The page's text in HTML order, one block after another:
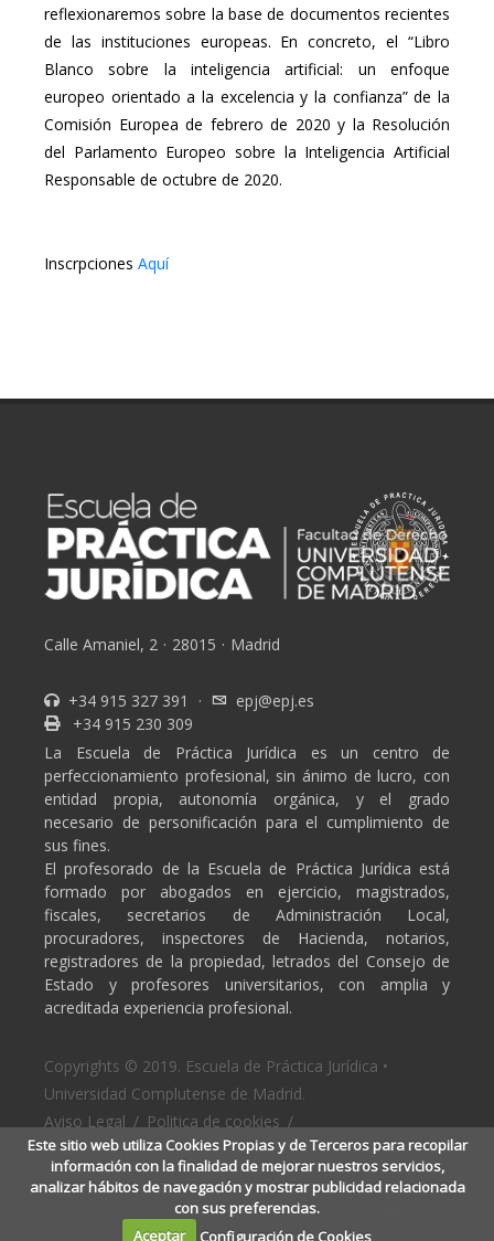
reflexionaremos sobre la base de documentos recientes
de las instituciones europeas. En concreto, el “Libro
Blanco sobre la inteligencia artificial: un enfoque
europeo orientado a la excelencia y la confianza” de la
Comisión Europea de febrero de 2020 y la Resolución
del Parlamento Europeo sobre la Inteligencia Artificial
Responsable de octubre de 2020.
Inscrpciones Aquí
Calle Amaniel, 2 · 28015 · Madrid
+34 915 327 391 ·
epj@epj.es
+34 915 230 309
La Escuela de Práctica Jurídica es un centro de
perfeccionamiento profesional, sin ánimo de lucro, con
entidad propia, autonomía orgánica, y el grado
necesario de personificación para el cumplimiento de
sus fines.
El profesorado de la Escuela de Práctica Jurídica está
formado por abogados en ejercicio, magistrados,
fiscales, secretarios de Administración Local,
procuradores, inspectores de Hacienda, notarios,
registradores de la propiedad, letrados del Consejo de
Estado y profesores universitarios, con amplia y
acreditada experiencia profesional.
Copyrights © 2019. Escuela de Práctica Jurídica •
Universidad Complutense de Madrid.
Aviso Legal / Politica de cookies /
Politica de privacidad
Este sitio web utiliza Cookies Propias y de Terceros para recopilar
información con la finalidad de mejorar nuestros servicios,
analizar hábitos de navegación y mostrar publicidad relacionada
con sus preferencias.
Aceptar
Configuración de Cookies